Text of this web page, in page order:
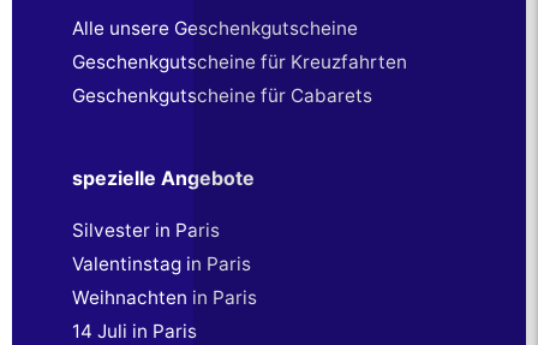
Alle unsere Geschenkgutscheine
Geschenkgutscheine für Kreuzfahrten
Geschenkgutscheine für Cabarets
spezielle Angebote
Silvester in Paris
Valentinstag in Paris
Weihnachten in Paris
14 Juli in Paris